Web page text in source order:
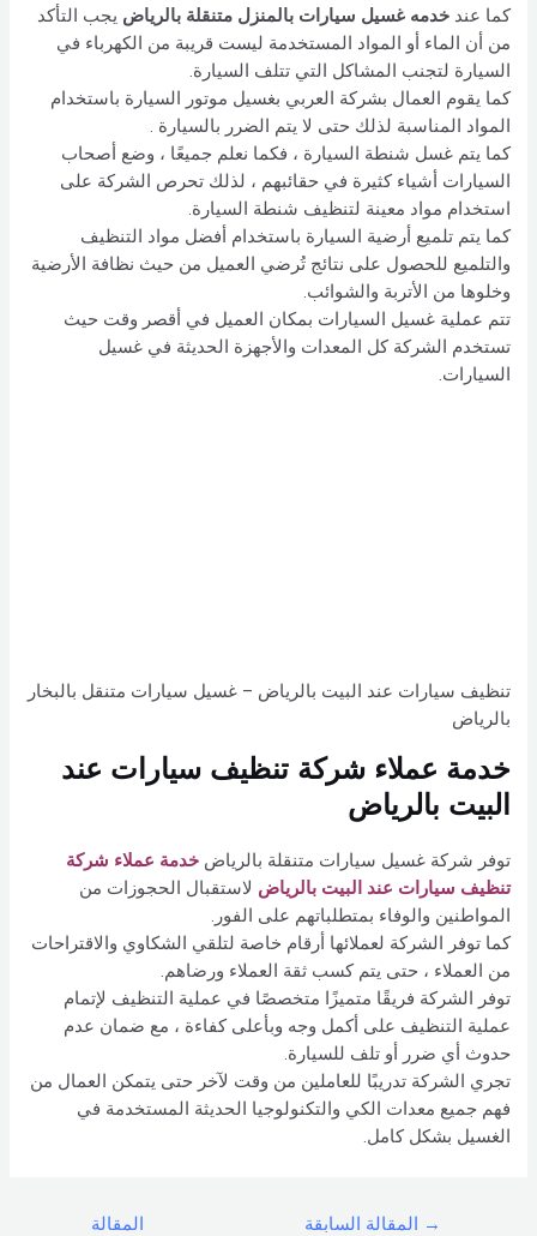
كما عندخدمه غسيل سيارات بالمنزل متنقلة بالرياض يجب التأكد
من أن الماء أو المواد المستخدمة ليست قريبة من الكهرباء في
السيارة لتجنب المشاكل التي تتلف السيارة.
كما يقوم العمال بشركة العربي بغسيل موتور السيارة باستخدام
المواد المناسبة لذلك حتى لا يتم الضرر بالسيارة .
كما يتم غسل شنطة السيارة ، فكما نعلم جميعًا ، وضع أصحاب
السيارات أشياء كثيرة في حقائبهم ، لذلك تحرص الشركة على
استخدام مواد معينة لتنظيف شنطة السيارة.
كما يتم تلميع أرضية السيارة باستخدام أفضل مواد التنظيف
والتلميع للحصول على نتائج تُرضي العميل من حيث نظافة الأرضية
وخلوها من الأتربة والشوائب.
تتم عملية غسيل السيارات بمكان العميل في أقصر وقت حيث
تستخدم الشركة كل المعدات والأجهزة الحديثة في غسيل
السيارات.
تنظيف سيارات عند البيت بالرياض – غسيل سيارات متنقل بالبخار
بالرياض
خدمة عملاء شركة تنظيف سيارات عند
البيت بالرياض
توفر شركة غسيل سيارات متنقلة بالرياضخدمة عملاء شركة
تنظيف سيارات عند البيت بالرياض لاستقبال الحجوزات من
المواطنين والوفاء بمتطلباتهم على الفور.
كما توفر الشركة لعملائها أرقام خاصة لتلقي الشكاوي والاقتراحات
من العملاء ، حتى يتم كسب ثقة العملاء ورضاهم.
توفر الشركة فريقًا متميزًا متخصصًا في عملية التنظيف لإتمام
عملية التنظيف على أكمل وجه وبأعلى كفاءة ، مع ضمان عدم
حدوث أي ضرر أو تلف للسيارة.
تجري الشركة تدريبًا للعاملين من وقت لآخر حتى يتمكن العمال من
فهم جميع معدات الكي والتكنولوجيا الحديثة المستخدمة في
الغسيل بشكل كامل.
→ المقالة السابقة
المقالة